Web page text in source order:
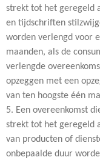
strekt tot het geregeld
en tijdschriften
worden verlengd voor
maanden, als de
verlengde
opzeggen met een
van ten hoogste één
5. Een overeenkomst
strekt tot het geregeld
van producten of
onbepaalde duur